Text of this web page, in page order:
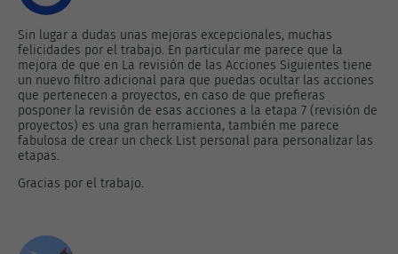
Sin lugar a dudas unas mejoras excepcionales, muchas
felicidades por el trabajo. En particular me parece que la
mejora de que en La revisión de las Acciones Siguientes tiene
un nuevo filtro adicional para que puedas ocultar las acciones
que pertenecen a proyectos, en caso de que prefieras
posponer la revisión de esas acciones a la etapa 7 (revisión de
proyectos) es una gran herramienta, también me parece
fabulosa de crear un check List personal para personalizar las
etapas.
Gracias por el trabajo.